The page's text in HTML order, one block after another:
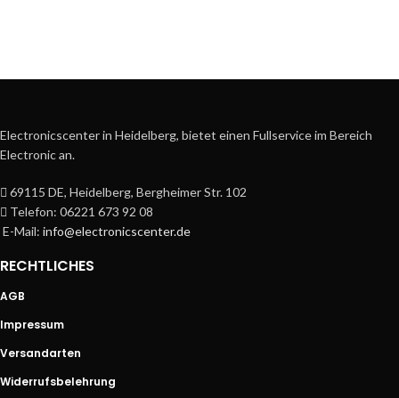
Electronicscenter in Heidelberg, bietet einen Fullservice im Bereich
Electronic an.
69115 DE, Heidelberg, Bergheimer Str. 102
Telefon: 06221 673 92 08
E-Mail:info@electronicscenter.de
RECHTLICHES
AGB
Impressum
Versandarten
Widerrufsbelehrung